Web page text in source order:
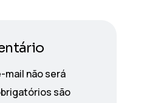
mail não será
são